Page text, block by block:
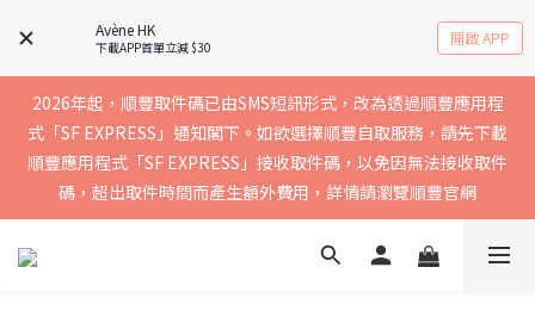
Avène HK
下載APP首單立減 $30 開啟 APP
買滿$400免運費，訂單經順豐速運會於2-5個工作天內送到，請核
實聯絡資料以確保收到送貨通知，暫不支援中國內地及澳門地區
實聯絡資料以確保收到送貨通知，暫不支援中國內地及澳門地區
2026年起，順豐取件碼已由SMS短訊形式，改為透過順豐應用程
式「SF EXPRESS」通知閣下。如欲選擇順豐自取服務，請先下載
順豐應用程式「SF EXPRESS」接收取件碼，以免因無法接收取件
碼，超出取件時間而產生額外費用，詳情請瀏覽順豐官網